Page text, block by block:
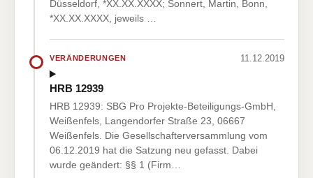
Düsseldorf, *XX.XX.XXXX; Sonnert, Martin, Bonn,
*XX.XX.XXXX, jeweils …
VERÄNDERUNGEN 11.12.2019
HRB 12939
HRB 12939: SBG Pro Projekte-Beteiligungs-GmbH,
Weißenfels, Langendorfer Straße 23, 06667
Weißenfels. Die Gesellschafterversammlung vom
06.12.2019 hat die Satzung neu gefasst. Dabei
wurde geändert: §§ 1 (Firm…